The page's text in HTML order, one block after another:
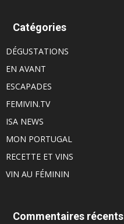
Catégories
DÉGUSTATIONS
EN AVANT
ESCAPADES
FEMIVIN.TV
ISA NEWS
MON PORTUGAL
RECETTE ET VINS
VIN AU FÉMININ
Commentaires récents